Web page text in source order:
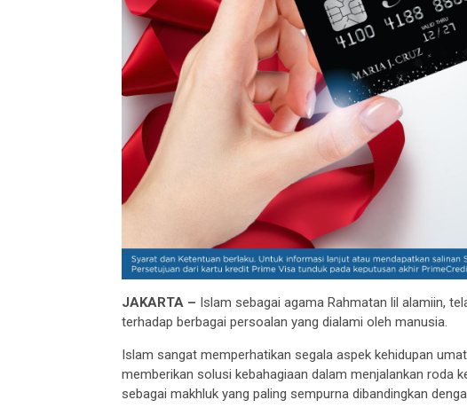
JAKARTA – Islam sebagai agama Rahmatan lil alamiin,
terhadap berbagai persoalan yang dialami oleh manusia.
Islam sangat memperhatikan segala aspek kehidupan
memberikan solusi kebahagiaan dalam menjalankan roda
sebagai makhluk yang paling sempurna dibandingkan